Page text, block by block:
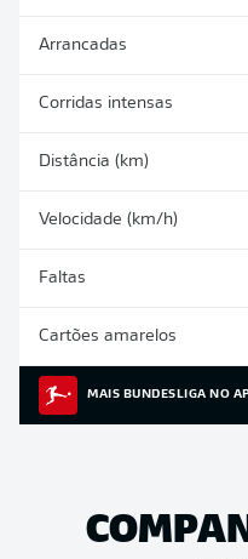
Arrancadas
Corridas intensas
Distância (km)
Velocidade (km/h)
Faltas
Cartões amarelos
MAIS BUNDESLIGA NO